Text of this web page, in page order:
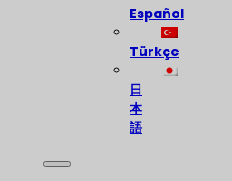
Español
Türkçe
日
本
語